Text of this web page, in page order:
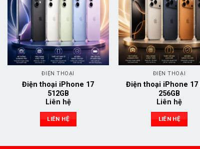
ĐIỆN THOẠI
Điện thoại iPhone 17
512GB
Liên hệ
LIÊN HỆ
ĐIỆN THOẠI
Điện thoại iPhone 17
256GB
Liên hệ
LIÊN HỆ